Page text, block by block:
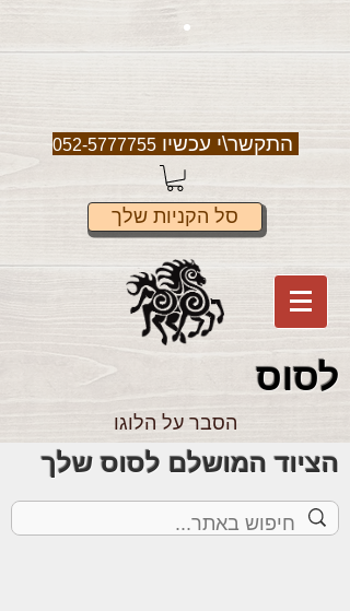
התקשר\י עכשיו052-5777755
סל הקניות שלך
לסוס
הסבר על הלוגו
הציוד המושלם לסוס שלך